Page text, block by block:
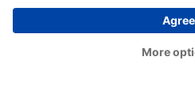
Conselheiro Lafaiete